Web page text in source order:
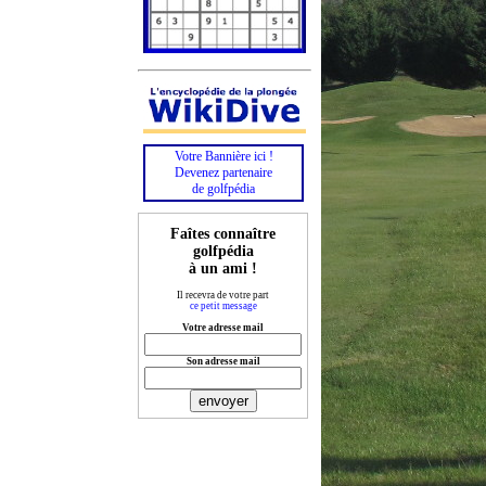
Votre Bannière ici !
Devenez partenaire
de golfpédia
Faîtes connaître
golfpédia
à un ami !
Il recevra de votre part
ce petit message
Votre adresse mail
Son adresse mail